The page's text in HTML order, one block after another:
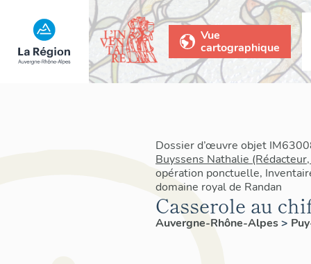
Vue
cartographique
Dossier d’œuvre objet
Buyssens Nathalie
opération ponctuelle,
domaine royal de Randan
Casserole au
Auvergne-Rhône-Alpes>